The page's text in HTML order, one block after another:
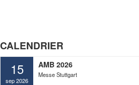
CALENDRIER
15
sep 2026
AMB 2026
Messe Stuttgart